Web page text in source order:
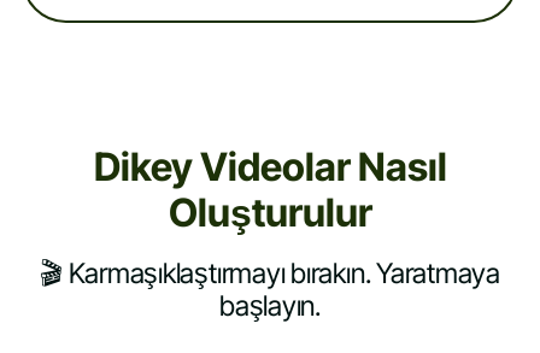
Dikey Videolar Nasıl
Oluşturulur
🎬 Karmaşıklaştırmayı bırakın. Yaratmaya
başlayın.